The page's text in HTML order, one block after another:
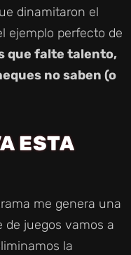
dinamitaron el
ejemplo perfecto de
que falte talento,
no saben (o
ESTA
me genera una
de juegos vamos a
la